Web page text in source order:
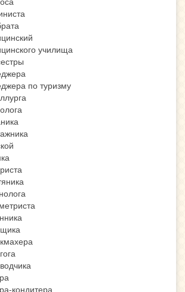
училища
по туризму
кондитера